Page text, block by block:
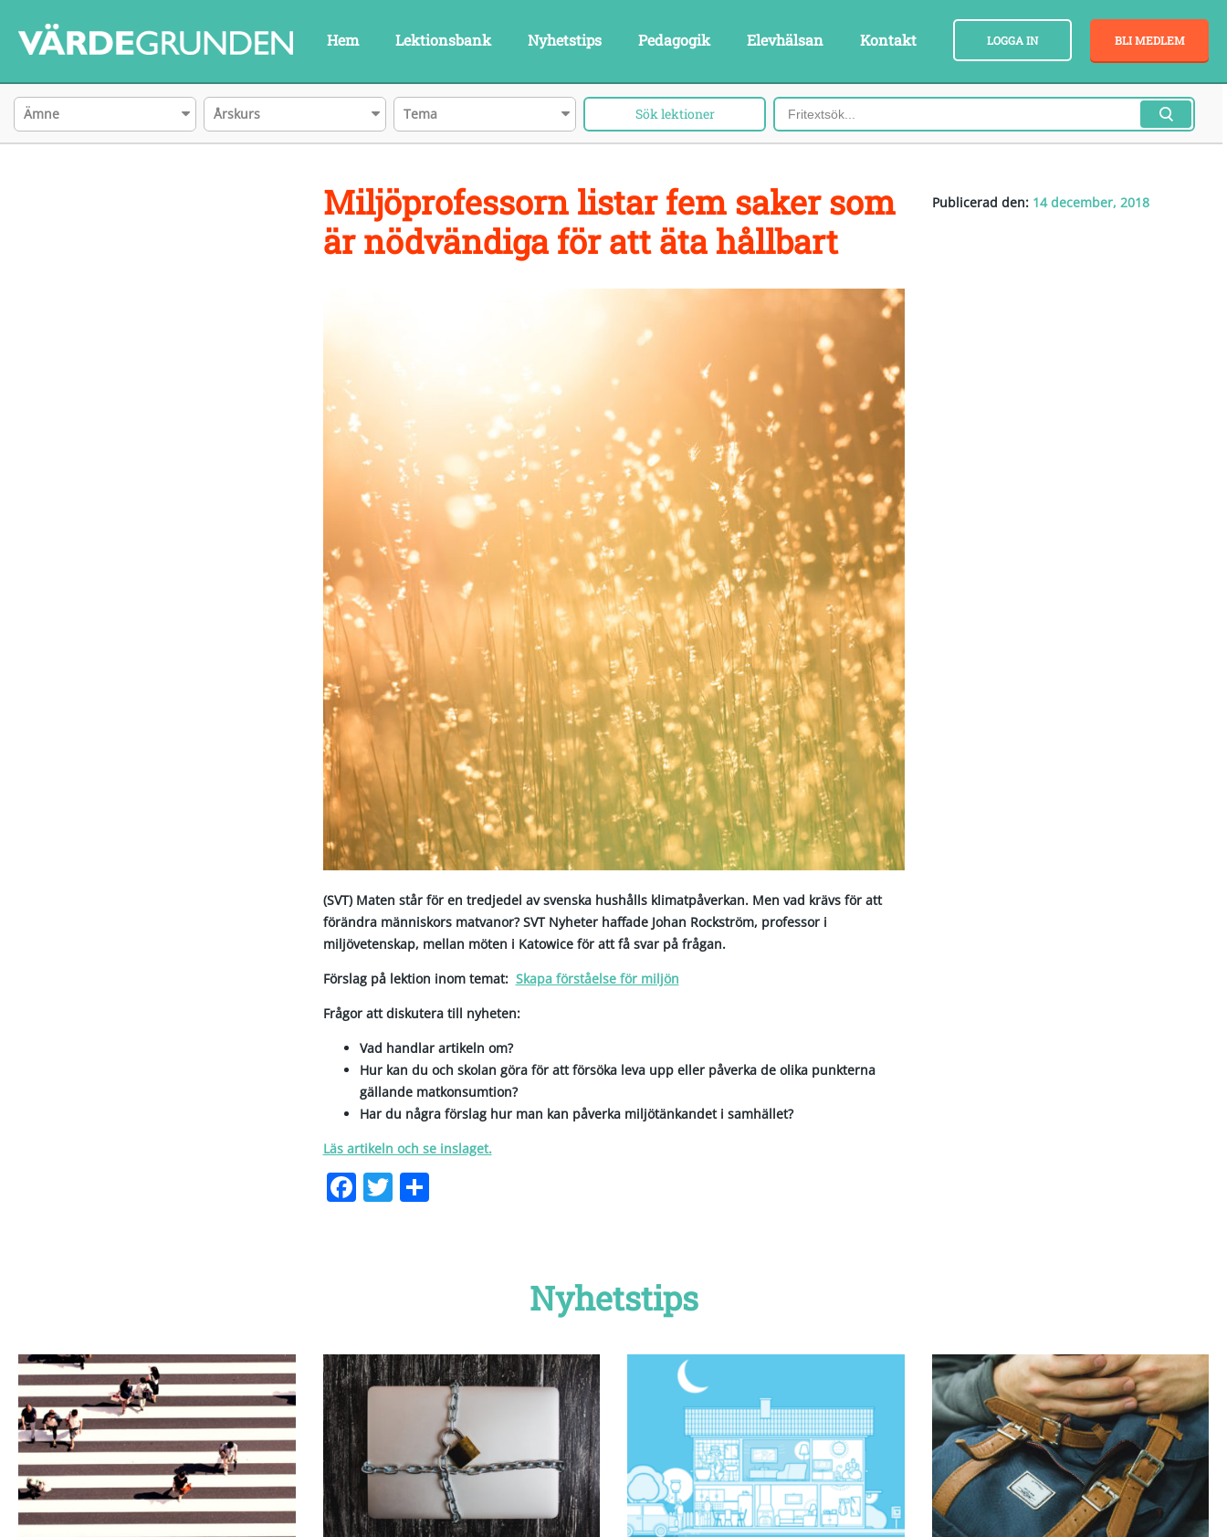
BLI MEDLEM
LOGGA IN
Hem Lektionsbank Nyhetstips Pedagogik Elevhälsan Kontakt
Ämne Årskurs Tema
Publicerad den: 14 december, 2018
Miljöprofessorn listar fem saker som
är nödvändiga för att äta hållbart
(SVT) Maten står för en tredjedel av svenska hushålls klimatpåverkan. Men vad krävs för att
förändra människors matvanor? SVT Nyheter haffade Johan Rockström, professor i
miljövetenskap, mellan möten i Katowice för att få svar på frågan.
Förslag på lektion inom temat: Skapa förståelse för miljön
Frågor att diskutera till nyheten:
Vad handlar artikeln om?
Hur kan du och skolan göra för att försöka leva upp eller påverka de olika punkterna
gällande matkonsumtion?
Har du några förslag hur man kan påverka miljötänkandet i samhället?
Läs artikeln och se inslaget.
Facebook
Twitter
Dela
Nyhetstips